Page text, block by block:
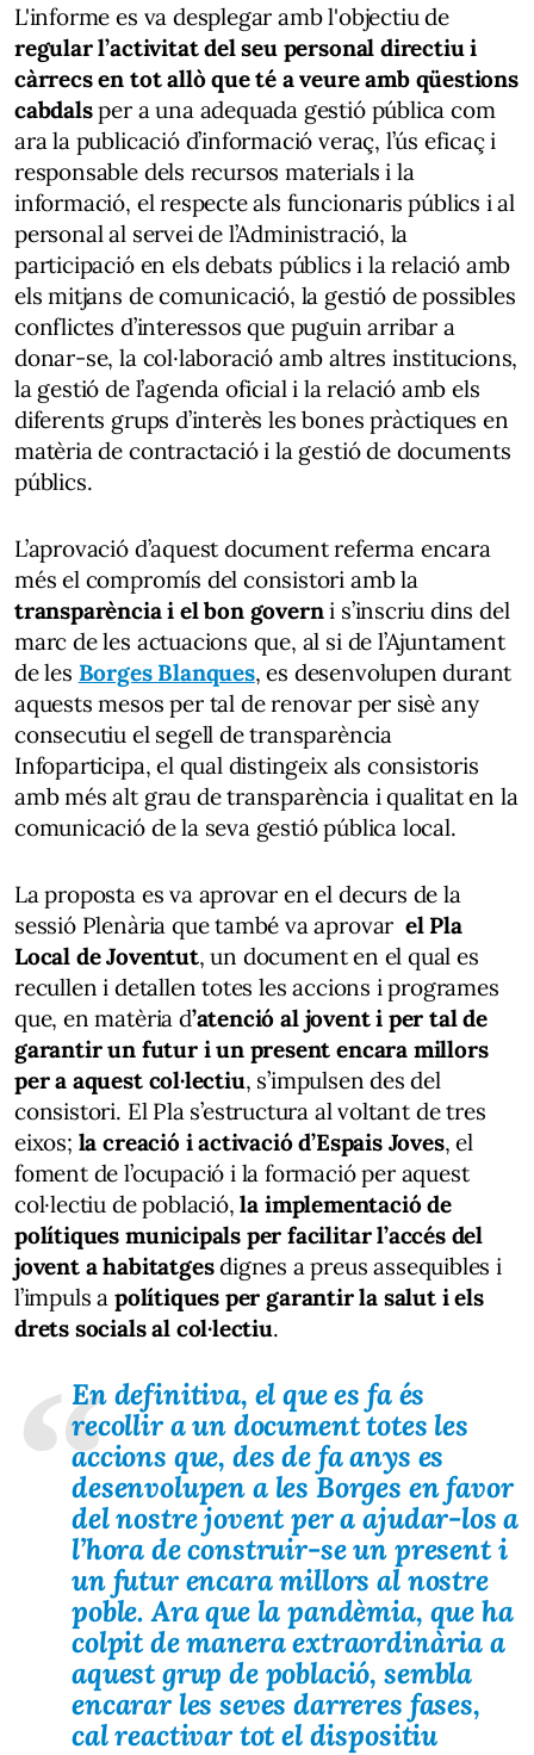
L'informe es va desplegar amb l'objectiu de
regular l’activitat del seu personal directiu i
càrrecs en tot allò que té a veure amb qüestions
cabdalsper a una adequada gestió pública com
ara la publicació d’informació veraç, l’ús eficaç i
responsable dels recursos materials i la
informació, el respecte als funcionaris públics i al
personal al servei de l’Administració, la
participació en els debats públics i la relació amb
els mitjans de comunicació, la gestió de possibles
conflictes d’interessos que puguin arribar a
donar-se, la col·laboració amb altres institucions,
la gestió de l’agenda oficial i la relació amb els
diferents grups d’interès les bones pràctiques en
matèria de contractació i la gestió de documents
públics.
L’aprovació d’aquest document referma encara
més el compromís del consistori amb la
transparència i el bon governi s’inscriu dins del
marc de les actuacions que, al si de l’Ajuntament
de les Borges Blanques, es desenvolupen durant
aquests mesos per tal de renovar per sisè any
consecutiu el segell de transparència
Infoparticipa, el qual distingeix als consistoris
amb més alt grau de transparència i qualitat en la
comunicació de la seva gestió pública local.
La proposta es va aprovar en el decurs de la
sessió Plenària que també va aprovar el Pla
Local de Joventut, un document en el qual es
recullen i detallen totes les accions i programes
que, en matèria d’atenció al jovent i per tal de
garantir un futur i un present encara millors
per a aquest col·lectiu, s’impulsen des del
consistori. El Pla s’estructura al voltant de tres
eixos; la creació i activació d’Espais Joves, el
foment de l’ocupació i la formació per aquest
col·lectiu de població,la implementació de
polítiques municipals per facilitar l’accés del
jovent a habitatgesdignes a preus assequibles i
l’impuls a polítiques per garantir la salut i els
drets socials al col·lectiu.
En definitiva, el que es fa és
recollir a un document totes les
accions que, des de fa anys es
desenvolupen a les Borges en favor
del nostre jovent per a ajudar-los a
l’hora de construir-se un present i
un futur encara millors al nostre
poble. Ara que la pandèmia, que ha
colpit de manera extraordinària a
aquest grup de població, sembla
encarar les seves darreres fases,
cal reactivar tot el dispositiu